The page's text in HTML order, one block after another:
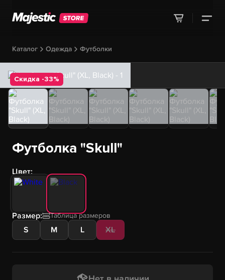
Каталог Одежда Футболки
Скидка -33%
Футболка "Skull"
Цвет:
Размер: Таблица размеров
S M L XL